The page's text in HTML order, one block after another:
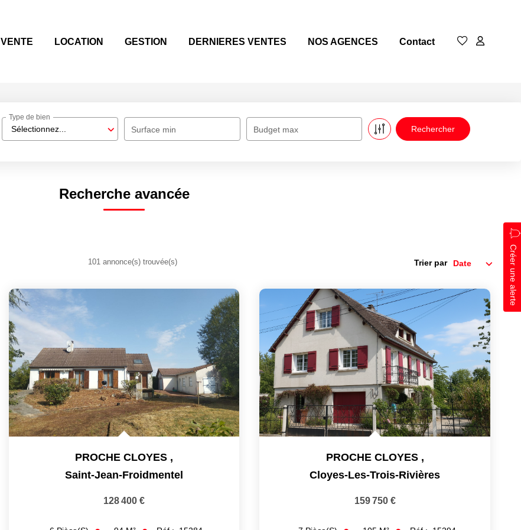
VENTE LOCATION GESTION DERNIERES VENTES NOS AGENCES Contact
Sélectionnez...
Type de bien
Surface min Budget max
Recherche avancée
Créer une alerte
101 annonce(s) trouvée(s) Trier par
PROCHE CLOYES ,
Saint-Jean-Froidmentel
128 400 €
PROCHE CLOYES ,
Cloyes-Les-Trois-Rivières
159 750 €